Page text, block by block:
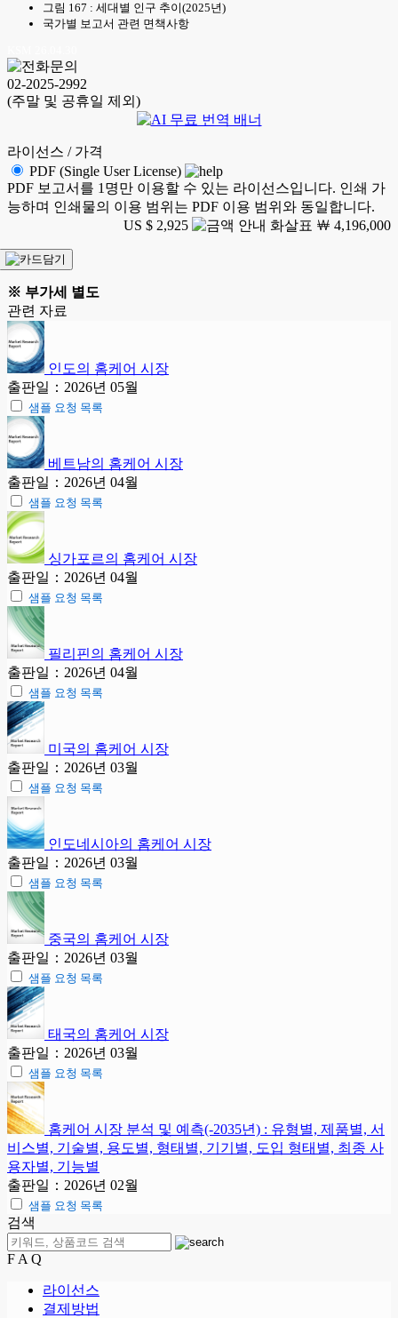
그림 167 : 세대별 인구 추이(2025년)
국가별 보고서 관련 면책사항
02-2025-2992
(주말 및 공휴일 제외)
라이선스 / 가격
PDF (Single User License)
PDF 보고서를 1명만 이용할 수 있는 라이선스입니다. 인쇄 가
능하며 인쇄물의 이용 범위는 PDF 이용 범위와 동일합니다.
US $ 2,925
￦ 4,196,000
※ 부가세 별도
관련 자료
인도의 홈케어 시장
출판일：2026년 05월
샘플 요청 목록
베트남의 홈케어 시장
출판일：2026년 04월
샘플 요청 목록
싱가포르의 홈케어 시장
출판일：2026년 04월
샘플 요청 목록
필리핀의 홈케어 시장
출판일：2026년 04월
샘플 요청 목록
미국의 홈케어 시장
출판일：2026년 03월
샘플 요청 목록
인도네시아의 홈케어 시장
출판일：2026년 03월
샘플 요청 목록
중국의 홈케어 시장
출판일：2026년 03월
샘플 요청 목록
태국의 홈케어 시장
출판일：2026년 03월
샘플 요청 목록
홈케어 시장 분석 및 예측(-2035년) : 유형별, 제품별, 서
비스별, 기술별, 용도별, 형태별, 기기별, 도입 형태별, 최종 사
용자별, 기능별
출판일：2026년 02월
샘플 요청 목록
검색
F A Q
라이선스
결제방법